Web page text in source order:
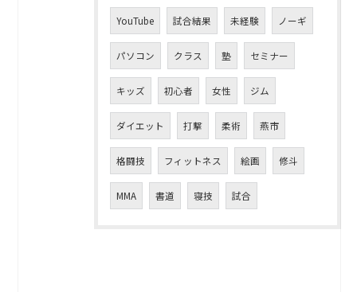
YouTube 試合結果 未経験 ノーギ
パソコン クラス 塾 セミナー
キッズ 初心者 女性 ジム
ダイエット 打撃 柔術 燕市
格闘技 フィットネス 絵画 修斗
MMA 書道 寝技 試合